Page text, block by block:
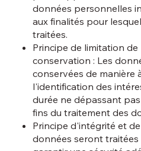
données personnelles
aux finalités pour
traitées.
Principe de limitation de
conservation : Les
conservées de manière
l'identification des
durée ne dépassant
fins du traitement des
Principe d'intégrité et
données seront traitées